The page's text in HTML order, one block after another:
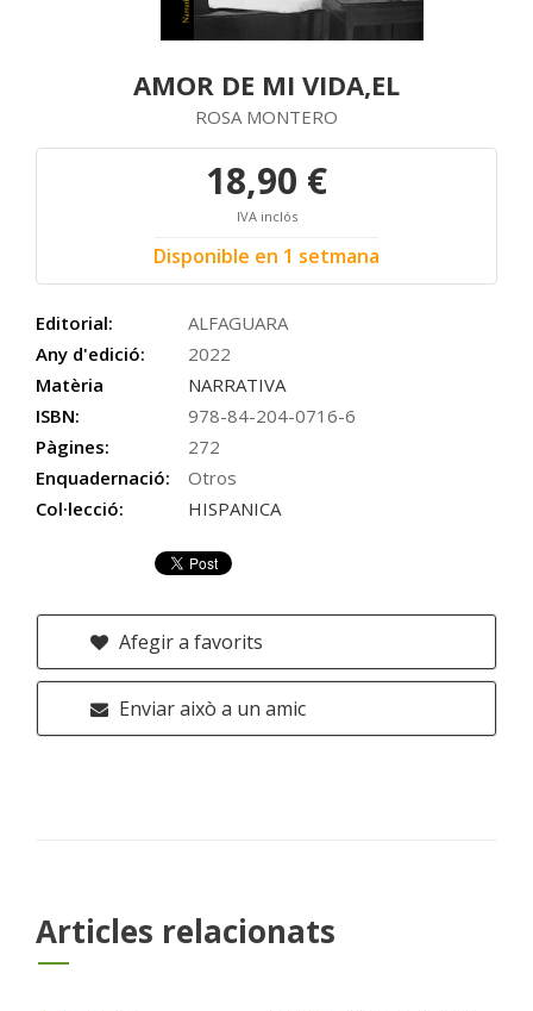
AMOR DE MI VIDA,EL
ROSA MONTERO
18,90 €
IVA inclós
Disponible en 1 setmana
Editorial:
ALFAGUARA
Any d'edició:
2022
Matèria
NARRATIVA
ISBN:
978-84-204-0716-6
Pàgines:
272
Enquadernació:
Otros
Col·lecció:
HISPANICA
Afegir a favorits
Enviar això a un amic
Articles relacionats